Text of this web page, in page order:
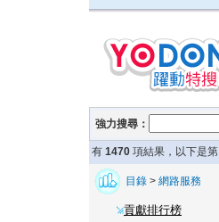
強力搜尋：
有 1470 項結果，以下是第
目錄 > 網路服務
貢獻排行榜